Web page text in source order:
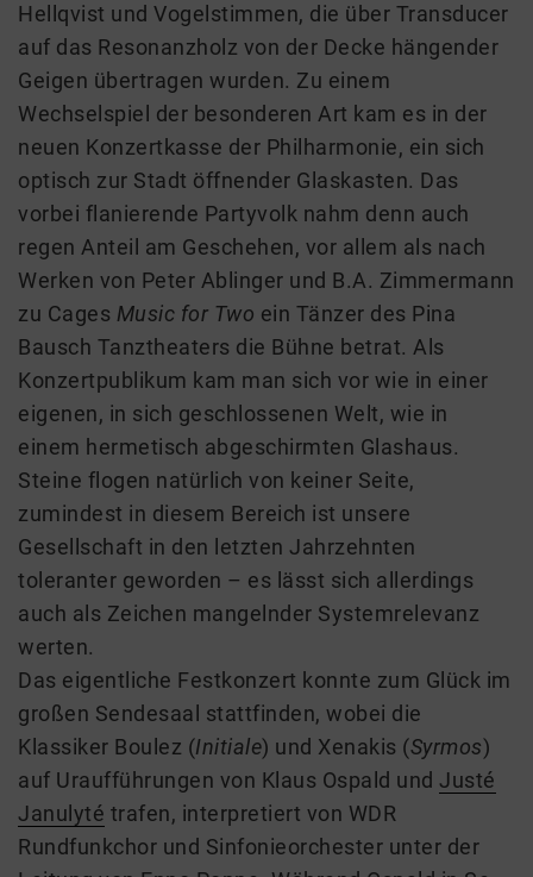
Hellqvist und Vogelstimmen, die über Transducer
auf das Resonanzholz von der Decke hängender
Geigen übertragen wurden. Zu einem
Wechselspiel der besonderen Art kam es in der
neuen Konzertkasse der Philharmonie, ein sich
optisch zur Stadt öffnender Glaskasten. Das
vorbei flanierende Partyvolk nahm denn auch
regen Anteil am Geschehen, vor allem als nach
Werken von Peter Ablinger und B.A. Zimmermann
zu Cages Music for Two ein Tänzer des Pina
Bausch Tanztheaters die Bühne betrat. Als
Konzertpublikum kam man sich vor wie in einer
eigenen, in sich geschlossenen Welt, wie in
einem hermetisch abgeschirmten Glashaus.
Steine flogen natürlich von keiner Seite,
zumindest in diesem Bereich ist unsere
Gesellschaft in den letzten Jahrzehnten
toleranter geworden – es lässt sich allerdings
auch als Zeichen mangelnder Systemrelevanz
werten.
Das eigentliche Festkonzert konnte zum Glück im
großen Sendesaal stattfinden, wobei die
Klassiker Boulez (Initiale) und Xenakis (Syrmos)
auf Uraufführungen von Klaus Ospald und Justé
Janulyté trafen, interpretiert von WDR
Rundfunkchor und Sinfonieorchester unter der